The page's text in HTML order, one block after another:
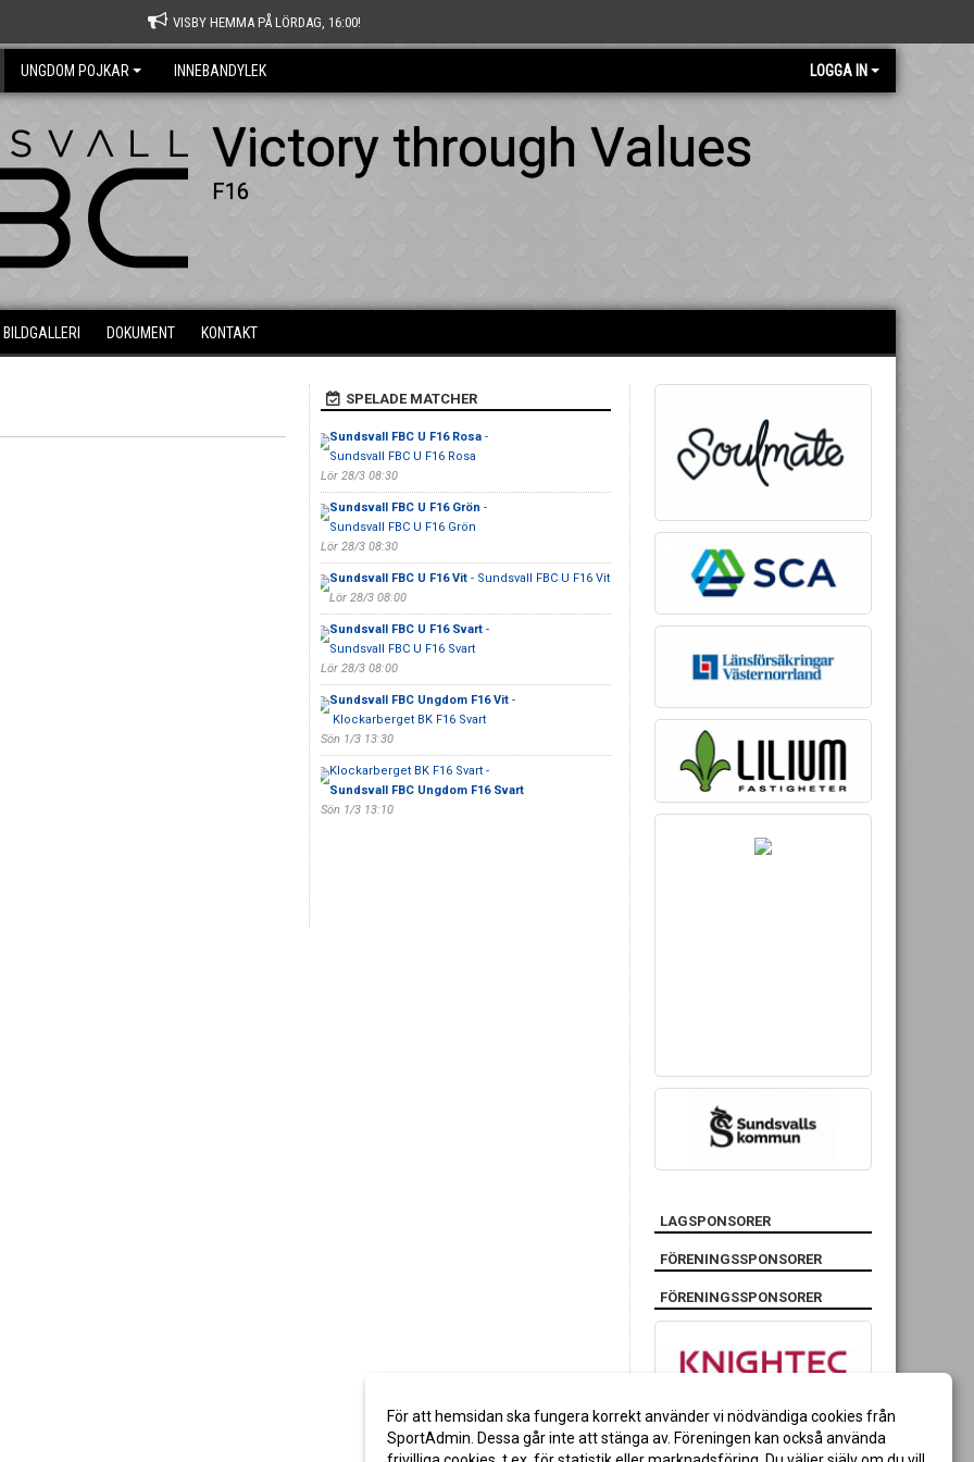
VISBY HEMMA PÅ LÖRDAG, 16:00!
UNGDOM POJKAR INNEBANDYLEK LOGGA IN
Victory through Values
F16
BILDGALLERI DOKUMENT KONTAKT
SPELADE MATCHER
Sundsvall FBC U F16 Rosa-
Sundsvall FBC U F16 Rosa
Lör 28/3 08:30
Sundsvall FBC U F16 Grön -
Sundsvall FBC U F16 Grön
Lör 28/3 08:30
Sundsvall FBC U F16 Vit- Sundsvall FBC U F16 Vit
Lör 28/3 08:00
Sundsvall FBC U F16 Svart-
Sundsvall FBC U F16 Svart
Lör 28/3 08:00
Sundsvall FBC Ungdom F16 Vit-
Klockarberget BK F16 Svart
Sön 1/3 13:30
Klockarberget BK F16 Svart -
Sundsvall FBC Ungdom F16 Svart
Sön 1/3 13:10
LAGSPONSORER
FÖRENINGSSPONSORER
FÖRENINGSSPONSORER
För att hemsidan ska fungera korrekt använder vi nödvändiga cookies från
SportAdmin. Dessa går inte att stänga av. Föreningen kan också använda